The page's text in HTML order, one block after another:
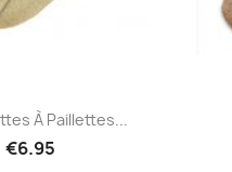
view
À Paillettes...
€6.95